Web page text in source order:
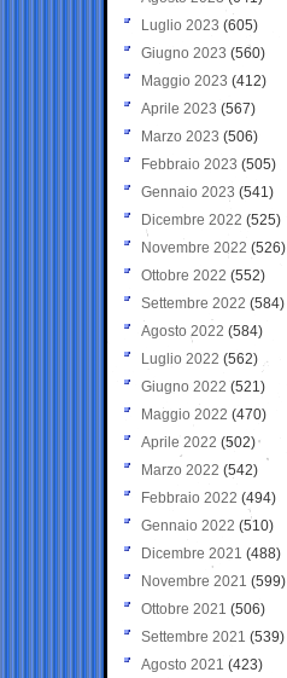
Luglio 2023 (605)
Giugno 2023 (560)
Maggio 2023 (412)
Aprile 2023 (567)
Marzo 2023 (506)
Febbraio 2023 (505)
Gennaio 2023 (541)
Dicembre 2022 (525)
Novembre 2022 (526)
Ottobre 2022 (552)
Settembre 2022 (584)
Agosto 2022 (584)
Luglio 2022 (562)
Giugno 2022 (521)
Maggio 2022 (470)
Aprile 2022 (502)
Marzo 2022 (542)
Febbraio 2022 (494)
Gennaio 2022 (510)
Dicembre 2021 (488)
Novembre 2021 (599)
Ottobre 2021 (506)
Settembre 2021 (539)
Agosto 2021 (423)